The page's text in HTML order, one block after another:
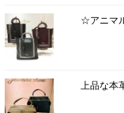
☆アニマ
上品な本